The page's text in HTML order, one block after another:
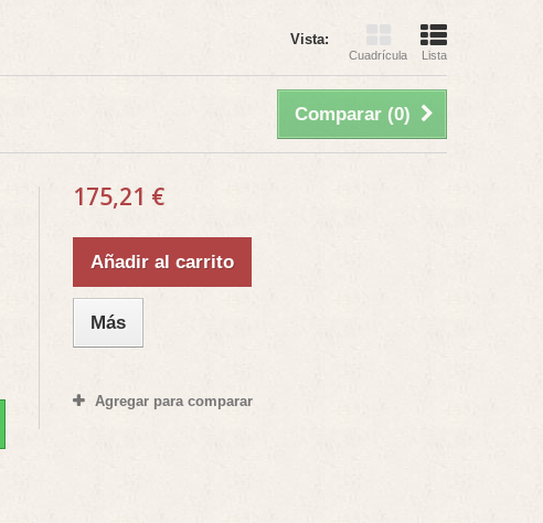
Vista:
Cuadrícula Lista
Comparar (0)
175,21 €
Añadir al carrito
Más
Agregar para comparar